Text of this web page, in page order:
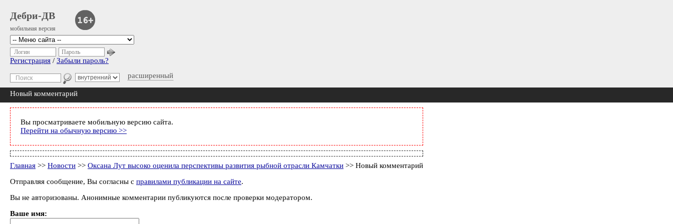
Дебри-ДВ
мобильная версия
расширенный
Логин Пароль
Регистрация / Забыли пароль?
Новый комментарий
Вы просматриваете мобильную версию сайта.
Перейти на обычную версию >>
Главная >> Новости >> Оксана Лут высоко оценила перспективы развития рыбной отрасли Камчатки >> Новый комментарий
Отправляя сообщение, Вы согласны с правилами публикации на сайте.
Вы не авторизованы. Анонимные комментарии публикуются после проверки модератором.
Ваше имя: